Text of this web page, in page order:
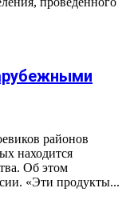
районов
находится
Об этом
«Эти продукты...